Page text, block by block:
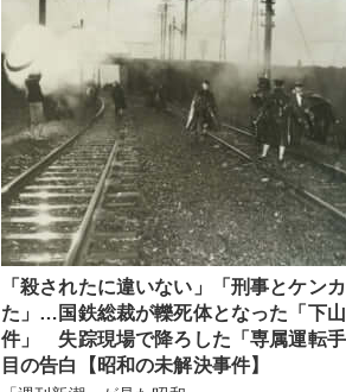
「殺されたに違いない」「刑事とケン
た」…国鉄総裁が轢死体となった「下
件」 失踪現場で降ろした「専属運転
目の告白【昭和の未解決事件】